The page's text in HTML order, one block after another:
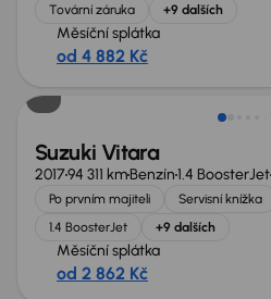
Tovární záruka
+9 dalších
Měsíční splátka
od 4 882 Kč
Suzuki Vitara
201794 311 kmBenzín1.4 BoosterJet
Po prvním majiteli Servisní knížka
1.4 BoosterJet
+9 dalších
Měsíční splátka
od 2 862 Kč
Zlevněno o 10 000 Kč